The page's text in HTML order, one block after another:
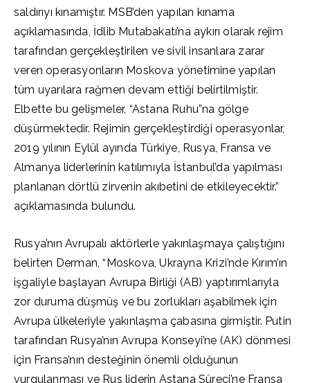
saldırıyı kınamıştır. MSB’den yapılan kınama
açıklamasında, İdlib Mutabakatı’na aykırı olarak rejim
tarafından gerçekleştirilen ve sivil insanlara zarar
veren operasyonların Moskova yönetimine yapılan
tüm uyarılara rağmen devam ettiği belirtilmiştir.
Elbette bu gelişmeler, “Astana Ruhu”na gölge
düşürmektedir. Rejimin gerçekleştirdiği operasyonlar,
2019 yılının Eylül ayında Türkiye, Rusya, Fransa ve
Almanya liderlerinin katılımıyla İstanbul’da yapılması
planlanan dörtlü zirvenin akıbetini de etkileyecektir.”
açıklamasında bulundu.
Rusya’nın Avrupalı aktörlerle yakınlaşmaya çalıştığını
belirten Derman, “Moskova, Ukrayna Krizi’nde Kırım’ın
işgaliyle başlayan Avrupa Birliği (AB) yaptırımlarıyla
zor duruma düşmüş ve bu zorlukları aşabilmek için
Avrupa ülkeleriyle yakınlaşma çabasına girmiştir. Putin
tarafından Rusya’nın Avrupa Konseyi’ne (AK) dönmesi
için Fransa’nın desteğinin önemli olduğunun
vurgulanması ve Rus liderin Astana Süreci’ne Fransa